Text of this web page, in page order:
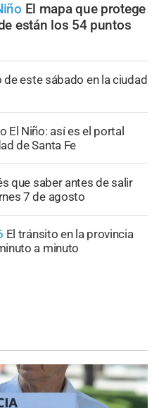
El mapa que protege
están los 54 puntos
este sábado en la ciudad
El Niño: así es el portal
de Santa Fe
que saber antes de salir
7 de agosto
El tránsito en la provincia
a minuto